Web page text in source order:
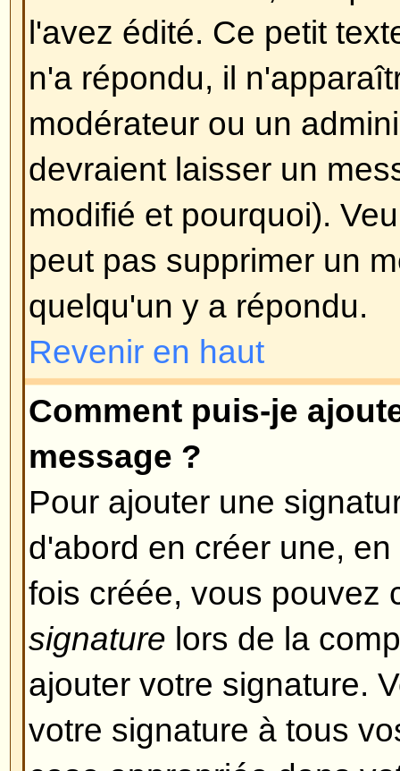
guide, accessible depuis le
Puis-je utiliser le HTML?
Ceci dépend de l'administrateur
a un contrôle complet dessus.
l'utiliser, vous vous rendrez
seulement certaines balises
mesure desécuritépour éviter
forum en utilisant certaines
détruire la mise en page ou
Si le HTML est activé, vous
un message en particulier lors
Revenir en haut
Que sont les Smilies ?
Les Smileys, ou Emoticons
sont utilisées pour exprimer
utilisant un petit code, ex: :)
triste. Vous pouvez voir la liste
lors de la composition d'un
pas utiliser abusivement ces
vite rendre un message illisible